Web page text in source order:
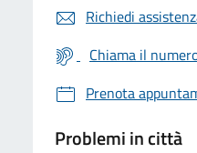
Richiedi
Chiama il
Prenota
Problemi in città